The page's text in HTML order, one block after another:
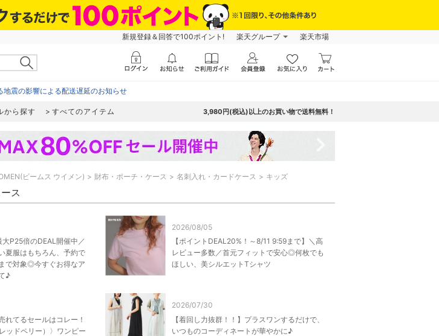
新規登録＆回答で100ポイント! 楽天グループ 楽天市場
地震の影響による配送遅延のお知らせ
から探す すべてのアイテム 3,980円(税込)以上のお買い物で送料無料！
ビームス ウイメン) 財布・ポーチ・ケース 名刺入れ・カードケース キッズ
ス
大P25倍のDEAL開催中／
夏服はもちろん、予約で
で対象◎今すぐお得なア
♪
2026/08/05
【ポイントDEAL20%！～8/11 9:59まで】＼高
レビュー多数／首元フィットで安心◎何枚でも
ほしい、美シルエットTシャツ
れてるセールはコレー！
ッドペリー）〉ワンピー
2026/07/30
【着回し力抜群！！】プラスワンするだけで、
いつものコーディネートが華やかに♪